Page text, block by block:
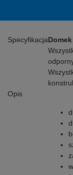
Specyfikacja
Opis